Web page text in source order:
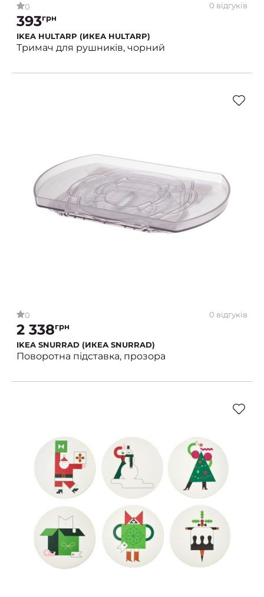
0 0 відгуків
393грн
IKEA HULTARP (ИКЕА HULTARP)
Тримач для рушників, чорний
0 0 відгуків
2 338грн
IKEA SNURRAD (ИКЕА SNURRAD)
Поворотна підставка, прозора